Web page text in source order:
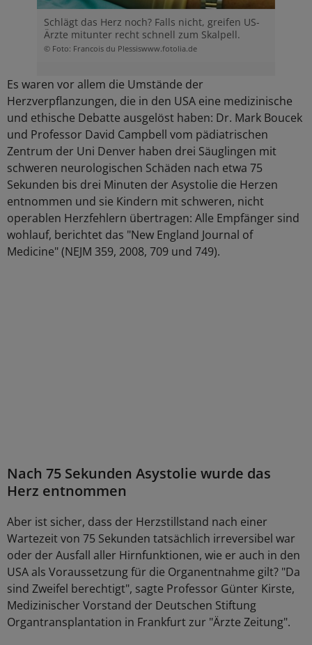
Schlägt das Herz noch? Falls nicht, greifen US-
Ärzte mitunter recht schnell zum Skalpell.
© Foto: Francois du Plessiswww.fotolia.de
Es waren vor allem die Umstände der
Herzverpflanzungen, die in den USA eine medizinische
und ethische Debatte ausgelöst haben: Dr. Mark Boucek
und Professor David Campbell vom pädiatrischen
Zentrum der Uni Denver haben drei Säuglingen mit
schweren neurologischen Schäden nach etwa 75
Sekunden bis drei Minuten der Asystolie die Herzen
entnommen und sie Kindern mit schweren, nicht
operablen Herzfehlern übertragen: Alle Empfänger sind
wohlauf, berichtet das "New England Journal of
Medicine" (NEJM 359, 2008, 709 und 749).
Nach 75 Sekunden Asystolie wurde das
Herz entnommen
Aber ist sicher, dass der Herzstillstand nach einer
Wartezeit von 75 Sekunden tatsächlich irreversibel war
oder der Ausfall aller Hirnfunktionen, wie er auch in den
USA als Voraussetzung für die Organentnahme gilt? "Da
sind Zweifel berechtigt", sagte Professor Günter Kirste,
Medizinischer Vorstand der Deutschen Stiftung
Organtransplantation in Frankfurt zur "Ärzte Zeitung".